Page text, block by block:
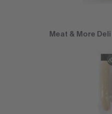
Meat & More